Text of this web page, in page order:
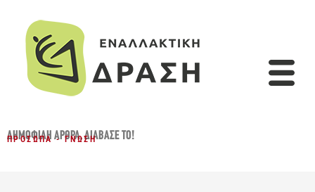
ΔΗΜΟΦΙΛΉ ΆΡΘΡΑ,ΔΙΆΒΑΣΈ ΤΟ!
ΠΡΌΣΩΠΑ - ΓΝΏΣΗ